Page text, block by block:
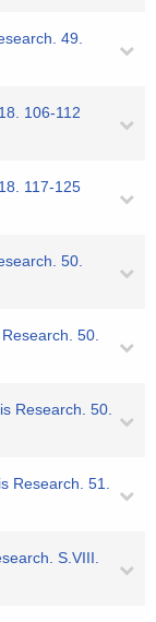
49.
106-112
117-125
50.
50.
Research. 50.
Research. 51.
S.VIII.